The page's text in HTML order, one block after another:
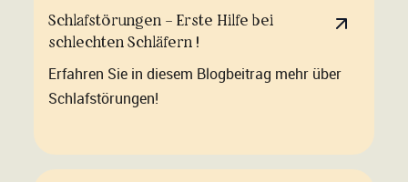
Schlafstörungen – Erste Hilfe bei
schlechten Schläfern !
Erfahren Sie in diesem Blogbeitrag mehr über
Schlafstörungen!